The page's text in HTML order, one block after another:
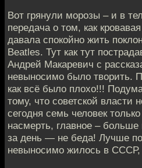
Вот грянули морозы – и в
передача о том, как
давала спокойно жить
Beatles. Тут как тут
Андрей Макаревич с
невыносимо было творить.
как всё было плохо!!!
тому, что советской власти
сегодня семь человек
насмерть, главное –
за день — не беда! Лучше
невыносимо жилось в СССР,